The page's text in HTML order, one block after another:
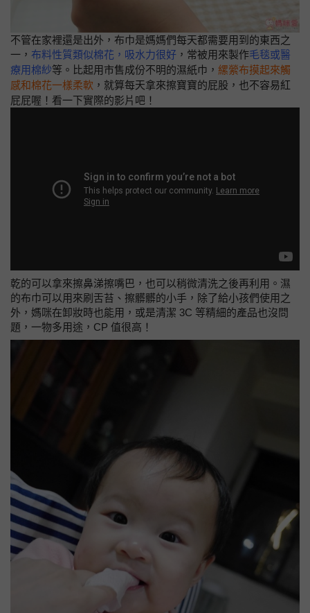
不管在家裡還是出外，布巾是媽媽們每天都需要用到的東西之
一， 布料性質類似棉花，吸水力很好 ，常被用來製作毛毯或醫
療用棉紗等。比起用市售成份不明的濕紙巾， 縲縈布摸起來觸
感和棉花一樣柔軟 ，就算每天拿來擦寶寶的屁股，也不容易紅
屁屁喔！ 看一下實際的影片吧！
乾的可以拿來擦鼻涕擦嘴巴，也可以稍微清洗之後再利用。濕
的布巾可以用來刷舌苔、擦髒髒的小手，除了給小孩們使用之
外，媽咪在卸妝時也能用，或是清潔 3C 等精細的產品也沒問
題，一物多用途，CP 值很高！